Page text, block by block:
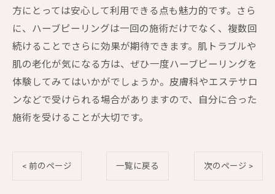
方にとっては安心して利用できる点も魅力的です。さら
に、ハーブピーリングは一回の施術だけでなく、複数回
続けることでさらに効果が期待できます。肌トラブルや
肌の老化が気になる方は、ぜひ一度ハーブピーリングを
体験してみてはいかがでしょうか。皮膚科やエステサロ
ンなどで受けられる場合がありますので、自分に合った
施術を受けることが大切です。
< 前のページ 一覧に戻る 次のページ >